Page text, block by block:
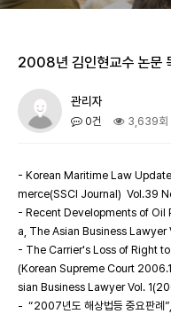
2008년 김인현교수 논문
관리자
0건 3,639회
- Korean Maritime Law
merce(SSCI Journal) Vol.39
- Recent Developments of Oil
a, The Asian Business
- The Carrier's Loss of Right
(Korean Supreme Court
sian Business Lawyer Vol.
- “2007년도 해상법등 중요판례